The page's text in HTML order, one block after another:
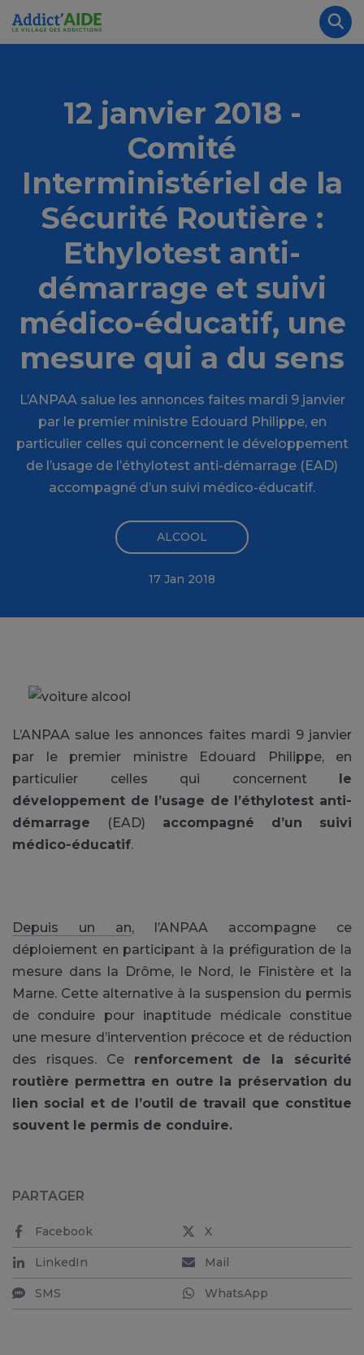
Aller au contenu principal
12 janvier 2018 -
Comité
Interministériel de la
Sécurité Routière :
Ethylotest anti-
démarrage et suivi
médico-éducatif, une
mesure qui a du sens
L’ANPAA salue les annonces faites mardi 9 janvier
par le premier ministre Edouard Philippe, en
particulier celles qui concernent le développement
de l’usage de l’éthylotest anti-démarrage (EAD)
accompagné d’un suivi médico-éducatif.
ALCOOL
17 Jan 2018
L’ANPAA salue les annonces faites mardi 9 janvier
par le premier ministre Edouard Philippe, en
particulier celles qui concernent le
développement de l’usage de l’éthylotest anti-
démarrage
(EAD) accompagné d’un suivi
médico-éducatif.
Depuis un an, l’ANPAA accompagne ce
déploiement en participant à la préfiguration de la
mesure dans la Drôme, le Nord, le Finistère et la
Marne. Cette alternative à la suspension du permis
de conduire pour inaptitude médicale constitue
une mesure d’intervention précoce et de réduction
des risques. Ce renforcement de la sécurité
routière permettra en outre la préservation du
lien social et de l’outil de travail que constitue
souvent le permis de conduire.
PARTAGER
Facebook X
LinkedIn Mail
SMS WhatsApp
Panneau de gestion des cookies